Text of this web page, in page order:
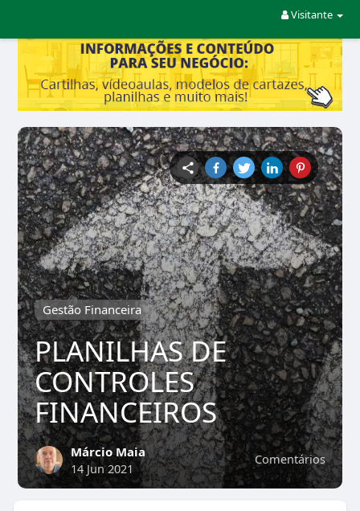
Visitante
Gestão Financeira
PLANILHAS DE
CONTROLES
FINANCEIROS
Comentários
Márcio Maia
14 Jun 2021